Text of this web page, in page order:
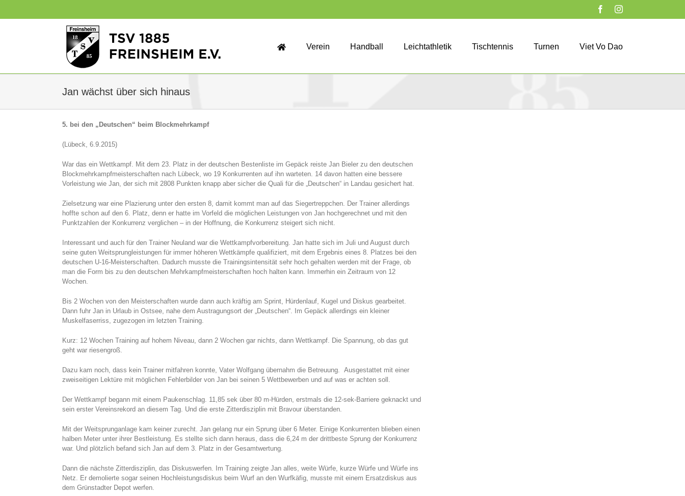
FacebookInstagram
Verein Handball Leichtathletik Tischtennis Turnen Viet Vo Dao
Jan wächst über sich hinaus
5. bei den „Deutschen“ beim Blockmehrkampf
(Lübeck, 6.9.2015)
War das ein Wettkampf. Mit dem 23. Platz in der deutschen Bestenliste im Gepäck reiste Jan Bieler zu den deutschen
Blockmehrkampfmeisterschaften nach Lübeck, wo 19 Konkurrenten auf ihn warteten. 14 davon hatten eine bessere
Vorleistung wie Jan, der sich mit 2808 Punkten knapp aber sicher die Quali für die „Deutschen“ in Landau gesichert hat.
Zielsetzung war eine Plazierung unter den ersten 8, damit kommt man auf das Siegertreppchen. Der Trainer allerdings
hoffte schon auf den 6. Platz, denn er hatte im Vorfeld die möglichen Leistungen von Jan hochgerechnet und mit den
Punktzahlen der Konkurrenz verglichen – in der Hoffnung, die Konkurrenz steigert sich nicht.
Interessant und auch für den Trainer Neuland war die Wettkampfvorbereitung. Jan hatte sich im Juli und August durch
seine guten Weitsprungleistungen für immer höheren Wettkämpfe qualifiziert, mit dem Ergebnis eines 8. Platzes bei den
deutschen U-16-Meisterschaften. Dadurch musste die Trainingsintensität sehr hoch gehalten werden mit der Frage, ob
man die Form bis zu den deutschen Mehrkampfmeisterschaften hoch halten kann. Immerhin ein Zeitraum von 12
Wochen.
Bis 2 Wochen von den Meisterschaften wurde dann auch kräftig am Sprint, Hürdenlauf, Kugel und Diskus gearbeitet.
Dann fuhr Jan in Urlaub in Ostsee, nahe dem Austragungsort der „Deutschen“. Im Gepäck allerdings ein kleiner
Muskelfaserriss, zugezogen im letzten Training.
Kurz: 12 Wochen Training auf hohem Niveau, dann 2 Wochen gar nichts, dann Wettkampf. Die Spannung, ob das gut
geht war riesengroß.
Dazu kam noch, dass kein Trainer mitfahren konnte, Vater Wolfgang übernahm die Betreuung. Ausgestattet mit einer
zweiseitigen Lektüre mit möglichen Fehlerbilder von Jan bei seinen 5 Wettbewerben und auf was er achten soll.
Der Wettkampf begann mit einem Paukenschlag. 11,85 sek über 80 m-Hürden, erstmals die 12-sek-Barriere geknackt und
sein erster Vereinsrekord an diesem Tag. Und die erste Zitterdisziplin mit Bravour überstanden.
Mit der Weitsprunganlage kam keiner zurecht. Jan gelang nur ein Sprung über 6 Meter. Einige Konkurrenten blieben einen
halben Meter unter ihrer Bestleistung. Es stellte sich dann heraus, dass die 6,24 m der drittbeste Sprung der Konkurrenz
war. Und plötzlich befand sich Jan auf dem 3. Platz in der Gesamtwertung.
Dann die nächste Zitterdisziplin, das Diskuswerfen. Im Training zeigte Jan alles, weite Würfe, kurze Würfe und Würfe ins
Netz. Er demolierte sogar seinen Hochleistungsdiskus beim Wurf an den Wurfkäfig, musste mit einem Ersatzdiskus aus
dem Grünstadter Depot werfen.